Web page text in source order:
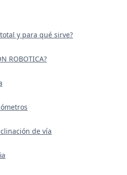
y para qué sirve?
ROBOTICA?
de vía